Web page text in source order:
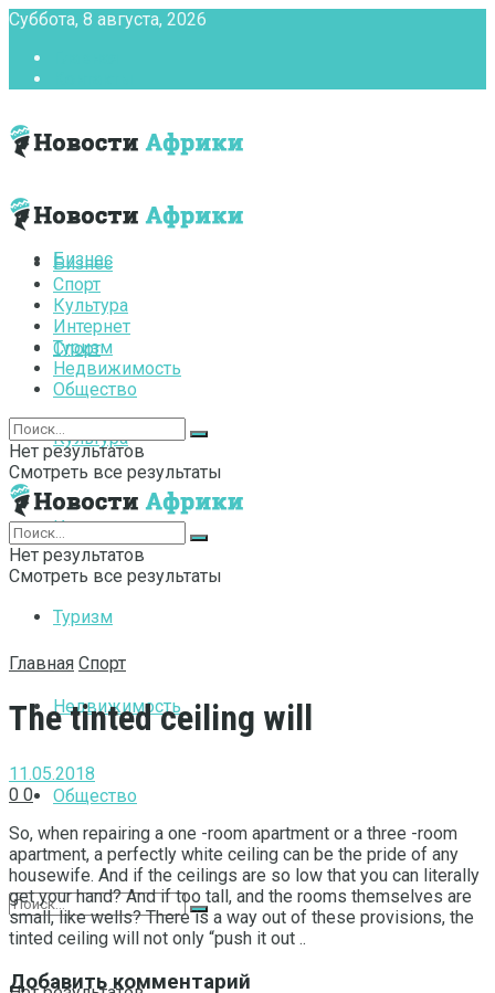
Суббота, 8 августа, 2026
Бизнес
Спорт
Культура
Интернет
Туризм
Недвижимость
Общество
Бизнес
Спорт
Культура
Интернет
Туризм
Недвижимость
Общество
Нет результатов
Смотреть все результаты
Нет результатов
Смотреть все результаты
Главная Спорт
The tinted ceiling will
11.05.2018
0 0
So, when repairing a one -room apartment or a three -room
apartment, a perfectly white ceiling can be the pride of any
housewife. And if the ceilings are so low that you can literally
get your hand? And if too tall, and the rooms themselves are
small, like wells? There is a way out of these provisions, the
tinted ceiling will not only “push it out ..
Добавить комментарий